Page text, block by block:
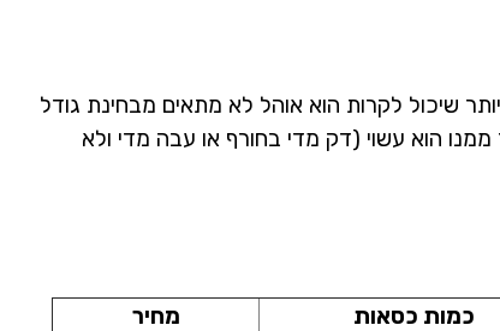
שיכול לקרות הוא אוהל לא מתאים מבחינת גודל
הוא עשוי (דק מדי בחורף או עבה מדי ולא
כמות כסאות
מחיר